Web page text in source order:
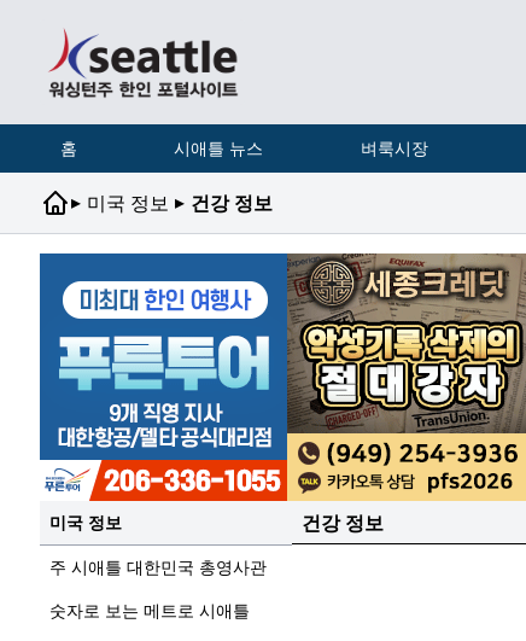
홈 시애틀 뉴스 벼룩시장
▸ 미국 정보 ▸ 건강 정보
미국 정보
주 시애틀 대한민국 총영사관
숫자로 보는 메트로 시애틀
건강 정보